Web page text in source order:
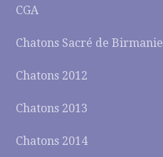
CGA
Chatons Sacré de Birmanie
Chatons 2012
Chatons 2013
Chatons 2014